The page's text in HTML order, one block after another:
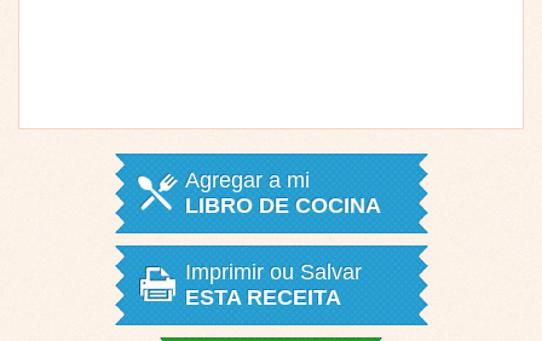
Agregar a mi
LIBRO DE COCINA
Imprimir ou Salvar
ESTA RECEITA